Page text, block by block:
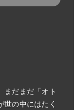
まだまだ「オト
の中にはたく